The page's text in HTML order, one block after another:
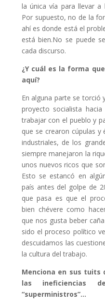
la única vía para llevar a
Por supuesto, no de la
ahí es donde está el
está bien.No se puede
cada discurso.
¿Y cuál es la forma
aquí?
En alguna parte se torció
proyecto socialista
trabajar con el pueblo y
que se crearon cúpulas y
industriales, de los
siempre manejaron la
unos nuevos ricos que
Esto se estancó en
país antes del golpe de
que pasa es que el
bien chévere como
que nos gusta beber
sido el proceso político
descuidamos las
la cultura del trabajo.
Menciona en sus tuits
las ineficiencias
“superministros”…